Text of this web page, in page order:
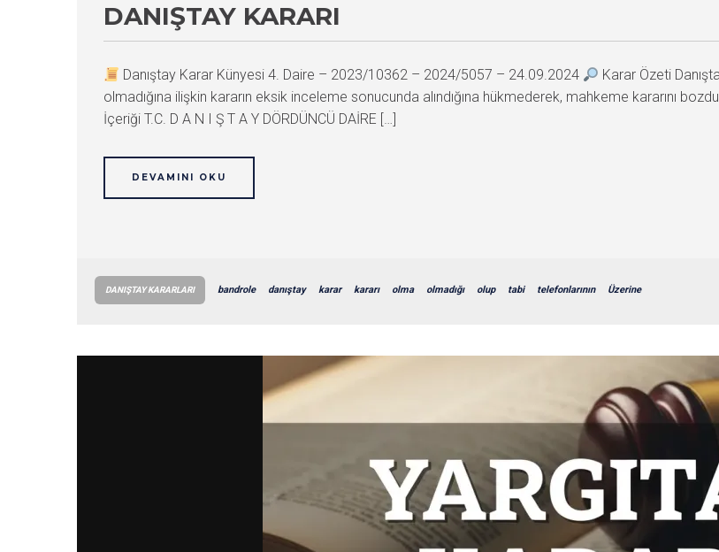
DANIŞTAY KARARI
Danıştay Karar Künyesi 4. Daire – 2023/10362 – 2024/5057 – 24.09.2024
Karar Özeti
olmadığına ilişkin kararın eksik inceleme sonucunda alındığına hükmederek, mahkeme kararını
İçeriği T.C. D A N I Ş T A Y DÖRDÜNCÜ DAİRE […]
DEVAMINI OKU
DANIŞTAY KARARLARI bandrole danıştay karar kararı olma olmadığı olup tabi telefonlarının Üzerine